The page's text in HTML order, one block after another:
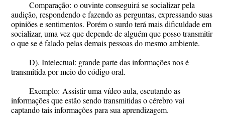
Comparação: o ouvinte conseguirá se socializar pela
audição, respondendo e fazendo as perguntas, expressando suas
opiniões e sentimentos. Porém o surdo terá mais dificuldade em
socializar, uma vez que depende de alguém que posso transmitir
o que se é falado pelas demais pessoas do mesmo ambiente.
D). Intelectual: grande parte das informações nos é
transmitida por meio do código oral.
Exemplo: Assistir uma vídeo aula, escutando as
informações que estão sendo transmitidas o cérebro vai
captando tais informações para sua aprendizagem.